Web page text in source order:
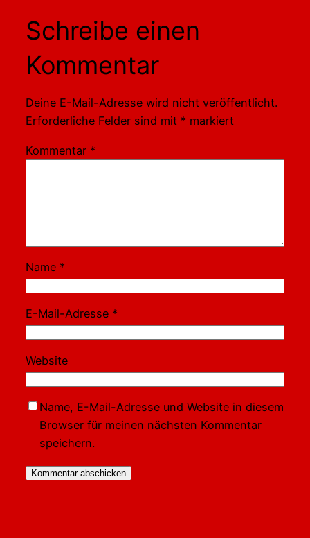
Schreibe einen
Kommentar
Deine E-Mail-Adresse wird nicht veröffentlicht.
Erforderliche Felder sind mit * markiert
Kommentar *
Name *
E-Mail-Adresse *
Website
Name, E-Mail-Adresse und Website in diesem
Browser für meinen nächsten Kommentar
speichern.